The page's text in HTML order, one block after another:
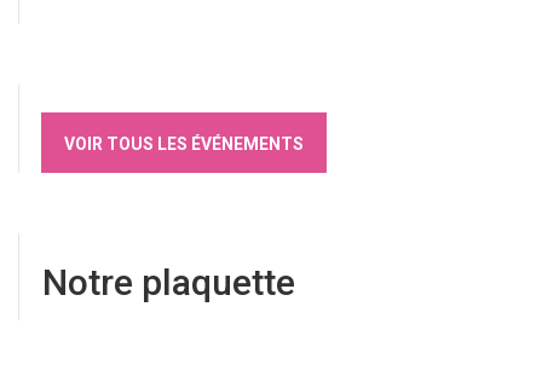
VOIR TOUS LES ÉVÉNEMENTS
Notre plaquette